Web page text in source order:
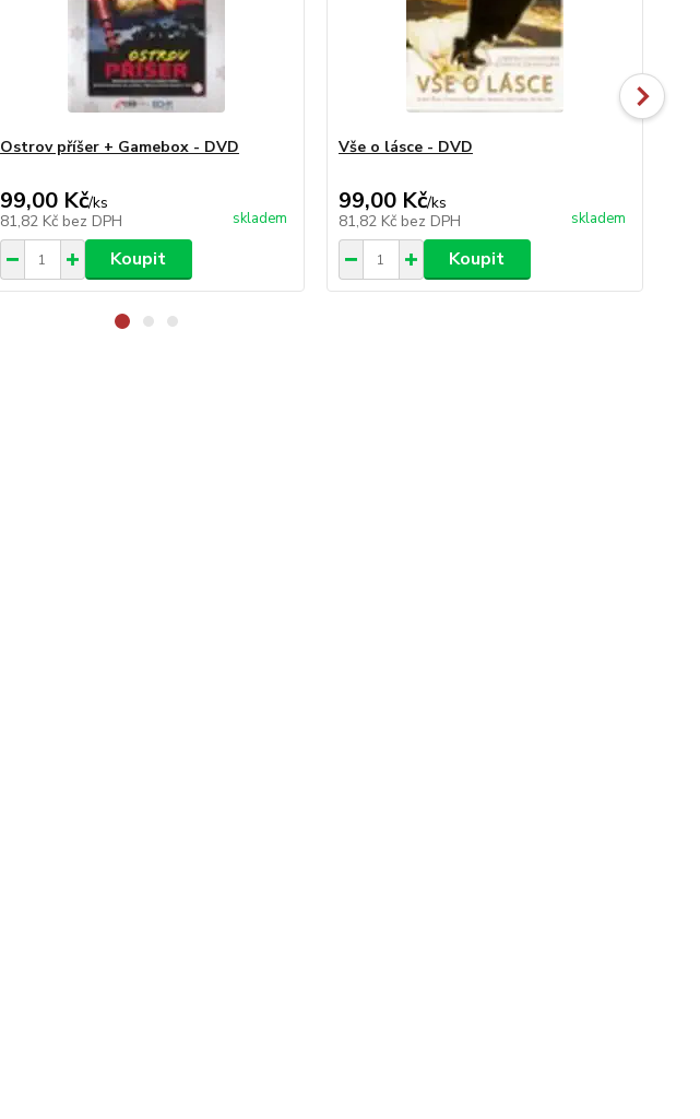
Ostrov příšer + Gamebox - DVD
99,00 Kč/ks
81,82 Kč bez DPH skladem
Koupit
Vše o lásce - DVD
99,00 Kč/ks
81,82 Kč bez DPH skladem
Koupit